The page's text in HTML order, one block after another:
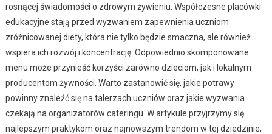
rosnącej świadomości o zdrowym żywieniu. Współczesne placówki
edukacyjne stają przed wyzwaniem zapewnienia uczniom
zróżnicowanej diety, która nie tylko będzie smaczna, ale również
wspiera ich rozwój i koncentrację. Odpowiednio skomponowane
menu może przynieść korzyści zarówno dzieciom, jak i lokalnym
producentom żywności. Warto zastanowić się, jakie potrawy
powinny znaleźć się na talerzach uczniów oraz jakie wyzwania
czekają na organizatorów cateringu. W artykule przyjrzymy się
najlepszym praktykom oraz najnowszym trendom w tej dziedzinie,